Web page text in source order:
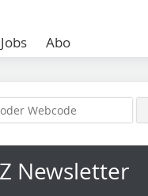
Jobs Abo
Newsletter